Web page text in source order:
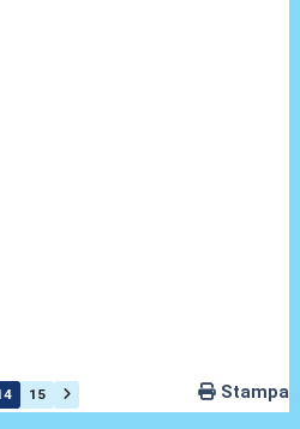
15 Stampa